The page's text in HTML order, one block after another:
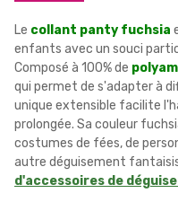
Le collant panty fuchsia
enfants avec un souci
Composé à 100% de
qui permet de s'adapter à
unique extensible facilite
prolongée. Sa couleur
costumes de fées, de
autre déguisement
d'accessoires de